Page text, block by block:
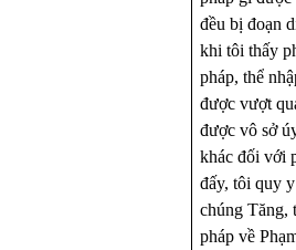
đều bị đoạn
khi tôi thấy
pháp, thể
được vượt
được vô sở
khác đối với
đấy, tôi quy
chúng Tăng,
pháp về